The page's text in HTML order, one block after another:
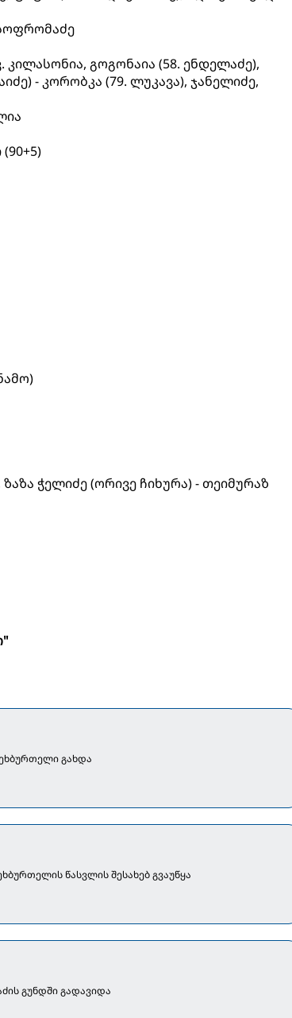
კილასონია, გოგონაია (58. ენდელაძე),
- კორობკა (79. ლუკავა), ჯანელიძე,
ჭელიძე (ორივე ჩიხურა) - თეიმურაზ
გახდა
წასვლის შესახებ გვაუწყა
გუნდში გადავიდა